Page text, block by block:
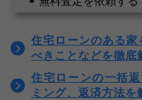
住宅ローンのある
べきことなどを徹底
住宅ローンの一括
ミング、返済方法を